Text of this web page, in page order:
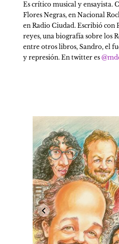
Es crítico musical y ensayista.
Flores Negras, en Nacional
en Radio Ciudad. Escribió con
reyes, una biografía sobre los
entre otros libros, Sandro, el
y represión. En twitter es